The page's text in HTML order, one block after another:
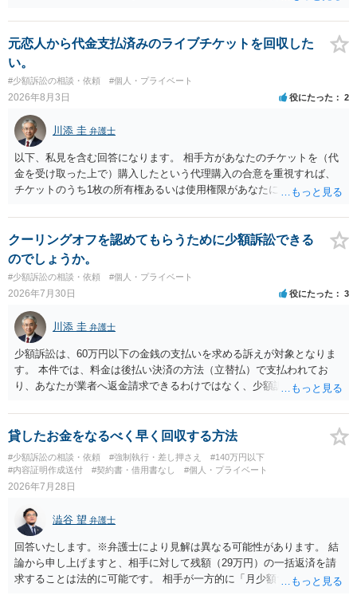
ている場合は、相手方（被告）の住所で訴状を作成提出し、裁判所に
代理人が就いていたことを知らせると（訴状の記載内容から明らかな
場合も）、裁判所が当該代理人弁護士に事前連絡し、引き続き訴訟も
受任するかを聞いたうえで、受任の意志が明らかになったところで、
直接被告に送達するのではなく、代理人に訴状の受領を促すこともあ
ります。 ラインのやり取りでしか証拠がないと、実際の本人性が明ら
かではありません。もちろん弁護士（２０万円の請求で代理人弁護士
に委任するかも疑わしいのですが）も住所は明らかにしないでしょ
う。 何か本人を示す事実（振込先などの情報）から、相手の住所等の
情報を割り出していくしかないように思えます。 以上、ご参考まで。
元恋人から代金支払済みのライブチケットを回収した
い。
#少額訴訟の相談・依頼 #個人・プライベート
2026年8月3日 役にたった 2
川添 圭 弁護士
以下、私見を含む回答になります。 相手方があなたのチケットを（代
金を受け取った上で）購入したという代理購入の合意を重視すれば、
チケットのうち1枚の所有権あるいは使用権限があなたにあり、チケッ
す。 一方、このチケット購入には「相手方と一緒に行く」という合意
も付随していたことを無視することができません。こちらを重視すれ
ば、交際を終了させたことにより「一緒に行く」という結果の実現に
重大な障害が発生しており、当然にチケットを引き渡すべきといえる
かは微妙であり、むしろ返金すべきとするのが当事者の合理的意思に
合致するのではないか、という判断に傾くことになると思います。 例
えば、当該チケットが座席指定である場合、交際を解消した2人が当日
隣り合わせになることは避けたいという心理が働くことも無理からぬ
ところです。一方、チケットがエリア指定のアリーナ席であれば隣り
合わせにならずに済むかもしれませんし、そのチケットが入手困難で
あったり特別席であったりすれば、判断は変わってくるかもしれませ
ん。当該チケットがチケット転売防止法に規定する特定興行入場券に
該当し、券面上使用者が指定されている場合には、チケット引渡し以
外に選択肢がない場合もあるでしょう。 このように、本件の紛争は、
法的には「当事者の合理的意思」がどこにあるのかを追求した解決が
必要になると思われます。なかなか難しい問題なので、弁護士によっ
ても回答は異なるかもしれません。
クーリングオフを認めてもらうために少額訴訟できる
のでしょうか。
#少額訴訟の相談・依頼 #個人・プライベート
2026年7月30日 役にたった 3
川添 圭 弁護士
少額訴訟は、60万円以下の金銭の支払いを求める訴えが対象となりま
す。 本件では、料金は後払い決済の方法（立替払）で支払われてお
り、あなたが業者へ返金請求できるわけではなく、少額訴訟は使えな
在確認請求訴訟を提起することも考えられますが、まずは後払い決済
業者へ（原契約のクーリング・オフの証拠の写しとともに）支払拒絶
の通知書を送り、もし訴訟や支払督促を行ってきた場合には全面的に
争う、というやり方がベターではないかと思います。弁護士会の相談
センター等で、消費者問題に強い弁護士（消費者保護委員会に所属し
貸したお金をなるべく早く回収する方法
#少額訴訟の相談・依頼 #強制執行・差し押さえ
#140万円以下
#内容証明作成送付
#契約書・借用書なし #個人・プライベート
2026年7月28日
澁谷 望 弁護士
回答いたします。※弁護士により見解は異なる可能性があります。 結
論から申し上げますと、相手に対して残額（29万円）の一括返済を請
求することは法的に可能です。 相手が一方的に「月少額ずつ返す」と